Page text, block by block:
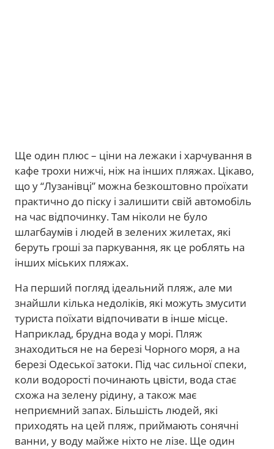
Ще один плюс – ціни на лежаки і харчування в
кафе трохи нижчі, ніж на інших пляжах. Цікаво,
що у “Лузанівці” можна безкоштовно проїхати
практично до піску і залишити свій автомобіль
на час відпочинку. Там ніколи не було
шлагбаумів і людей в зелених жилетах, які
беруть гроші за паркування, як це роблять на
інших міських пляжах.
На перший погляд ідеальний пляж, але ми
знайшли кілька недоліків, які можуть змусити
туриста поїхати відпочивати в інше місце.
Наприклад, брудна вода у морі. Пляж
знаходиться не на березі Чорного моря, а на
березі Одеської затоки. Під час сильної спеки,
коли водорості починають цвісти, вода стає
схожа на зелену рідину, а також має
неприємний запах. Більшість людей, які
приходять на цей пляж, приймають сонячні
ванни, у воду майже ніхто не лізе. Ще один